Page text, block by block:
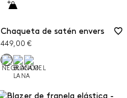
Chaqueta de satén envers
449,00 €